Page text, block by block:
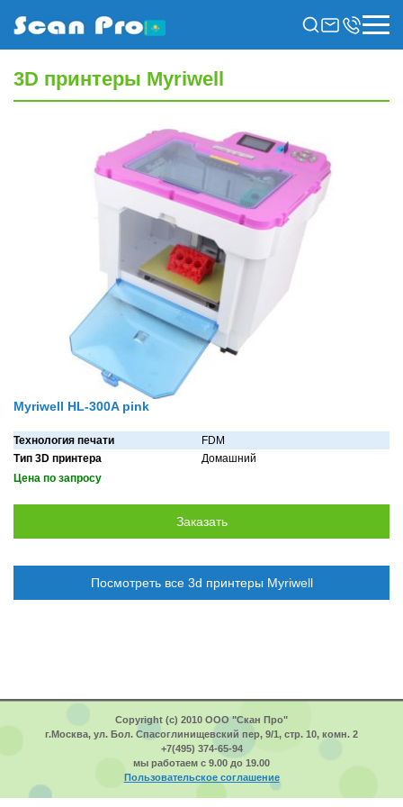
3D принтеры Myriwell
Myriwell HL-300A pink
Технология печати
FDM
Тип 3D принтера
Домaшний
Цена по запросу
Посмотреть все 3d принтеры Myriwell
Copyright (c) 2010 ООО "Скан Про"
г.Москва, ул. Бол. Спасоглинищевский пер, 9/1, стр. 10, комн. 2
+7(495) 374-65-94
мы работаем с 9.00 до 19.00
Пользовательское соглашение